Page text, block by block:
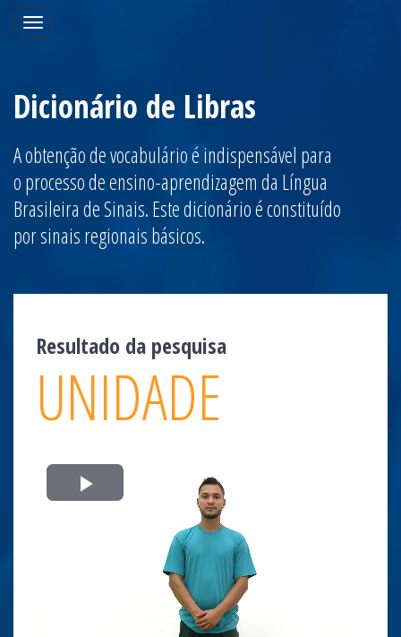
Toggle
navigation
Dicionário de Libras
A obtenção de vocabulário é indispensável para
o processo de ensino-aprendizagem da Língua
Brasileira de Sinais. Este dicionário é constituído
por sinais regionais básicos.
Resultado da pesquisa
UNIDADE
Play